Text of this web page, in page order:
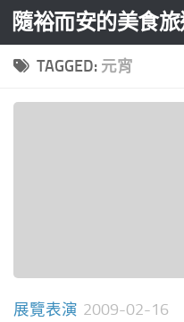
Skip to content
隨裕而安的美食
TAGGED: 元宵
展覽表演 2009-02-16